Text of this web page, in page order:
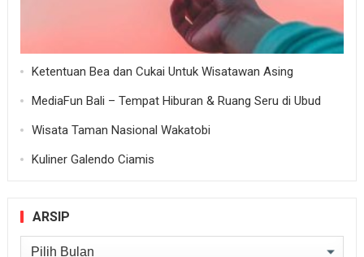
Ketentuan Bea dan Cukai Untuk Wisatawan Asing
MediaFun Bali – Tempat Hiburan & Ruang Seru di Ubud
Wisata Taman Nasional Wakatobi
Kuliner Galendo Ciamis
ARSIP
Arsip